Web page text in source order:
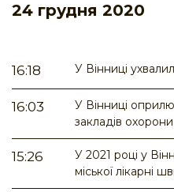
24 грудня 2020
16:18 У Вінниці
16:03
У Вінниці
закладів
15:26
У 2021 році у
міської лікарні